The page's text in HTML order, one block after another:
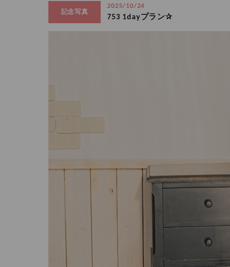
記念写真
2025/10/24
753 1dayプラン✰